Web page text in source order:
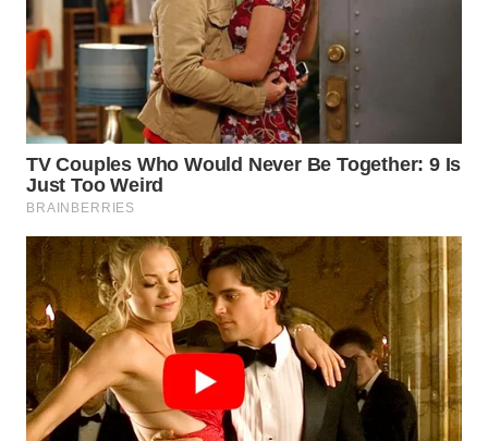
LABUHANBATU
WN
TAPANULI
TENGAH
WN DELI
SERDANG
TEBING
TINGGI
WN
PAKPAK
WN